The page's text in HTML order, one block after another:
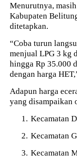
Menurutnya,
Kabupaten
ditetapkan.
“Coba turun
menjual LPG 3 kg
hingga Rp 35.000
dengan harga
Adapun harga
yang disampaikan
1. Kecamatan
2. Kecamatan
3. Kecamatan